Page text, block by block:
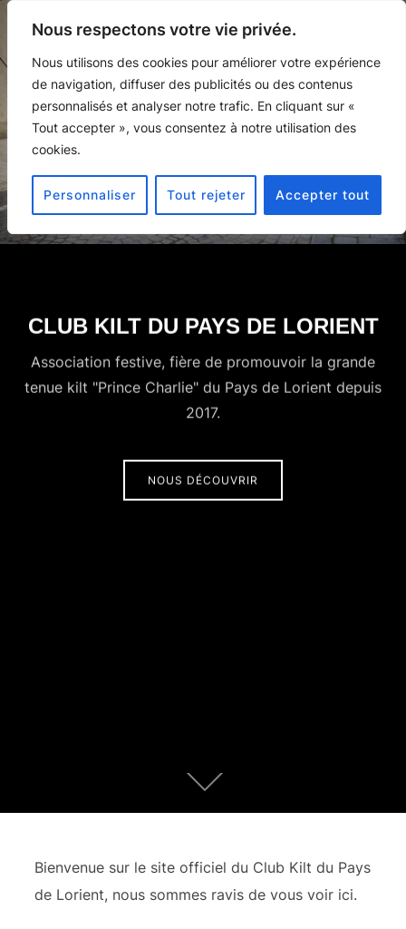
Nous respectons votre vie privée.
Nous utilisons des cookies pour améliorer votre expérience
de navigation, diffuser des publicités ou des contenus
personnalisés et analyser notre trafic. En cliquant sur «
Tout accepter », vous consentez à notre utilisation des
cookies.
Personnaliser Tout rejeter Accepter tout
CLUB KILT DU PAYS DE LORIENT
Association festive, fière de promouvoir la grande
tenue kilt "Prince Charlie" du Pays de Lorient depuis
2017.
NOUS DÉCOUVRIR
Bienvenue sur le site officiel du Club Kilt du Pays
de Lorient, nous sommes ravis de vous voir ici.